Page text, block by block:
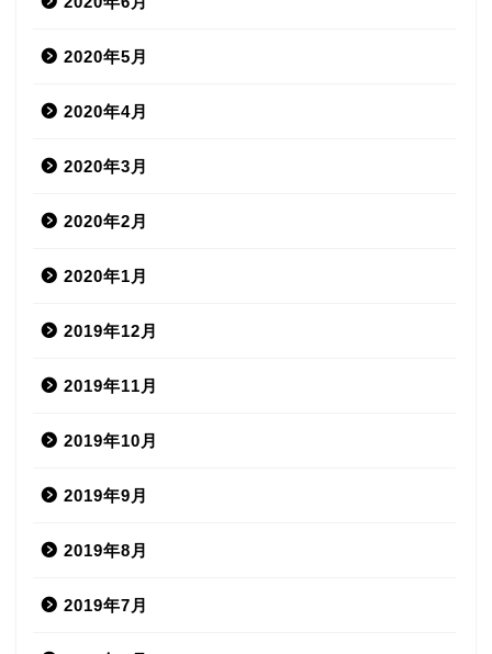
2020年5月
2020年4月
2020年3月
2020年2月
2020年1月
2019年12月
2019年11月
2019年10月
2019年9月
2019年8月
2019年7月